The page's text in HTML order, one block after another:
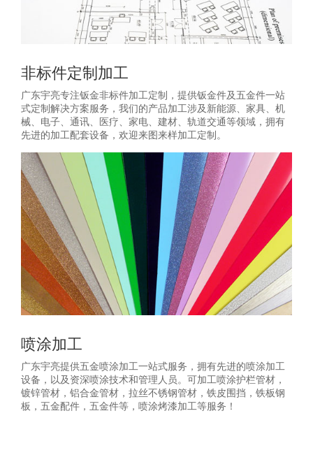
非标件定制加工
广东宇亮专注钣金非标件加工定制，提供钣金件及五金件一站
式定制解决方案服务，我们的产品加工涉及新能源、家具、机
械、电子、通讯、医疗、家电、建材、轨道交通等领域，拥有
先进的加工配套设备，欢迎来图来样加工定制。
喷涂加工
广东宇亮提供五金喷涂加工一站式服务，拥有先进的喷涂加工
设备，以及资深喷涂技术和管理人员。可加工喷涂护栏管材，
镀锌管材，铝合金管材，拉丝不锈钢管材，铁皮围挡，铁板钢
板，五金配件，五金件等，喷涂烤漆加工等服务！